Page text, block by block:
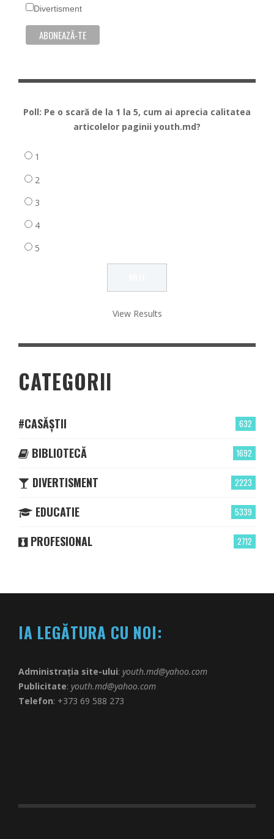
Divertisment
Poll: Pe o scară de la 1 la 5, cum ai aprecia calitatea
articolelor paginii youth.md?
1
2
3
4
5
View Results
CATEGORII
632
#CASĂȘTII
1692
BIBLIOTECĂ
2223
DIVERTISMENT
5339
EDUCATIE
2712
PROFESIONAL
IA LEGĂTURA CU NOI:
Administrația site-ului: youth.md@yahoo.com
Publicitate: youth.md@yahoo.com
Telefon: +373 69 588 273